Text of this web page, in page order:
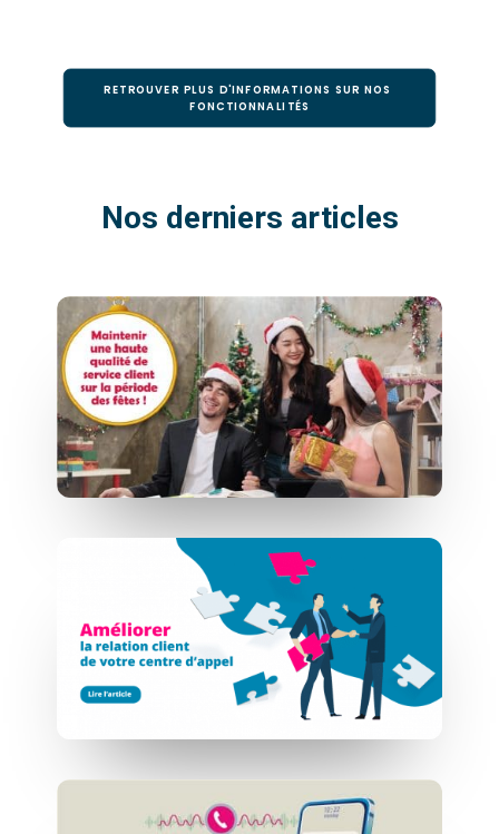
RETROUVER PLUS D'INFORMATIONS SUR NOS
FONCTIONNALITÉS
Nos derniers articles